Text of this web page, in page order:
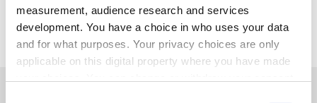
measurement, audience research and services
development. You have a choice in who uses your data
and for what purposes. Your privacy choices are only
applicable on this digital property where you have made